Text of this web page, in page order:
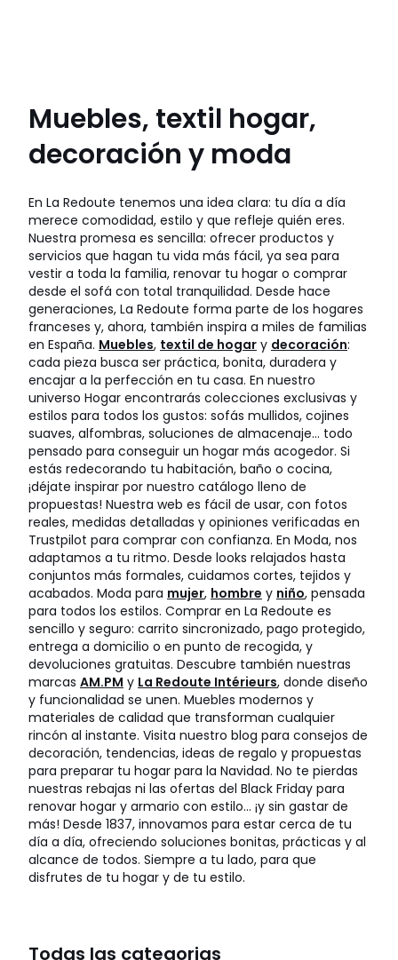
Muebles, textil hogar,
decoración y moda
En La Redoute tenemos una idea clara: tu día a día
merece comodidad, estilo y que refleje quién eres.
Nuestra promesa es sencilla: ofrecer productos y
servicios que hagan tu vida más fácil, ya sea para
vestir a toda la familia, renovar tu hogar o comprar
desde el sofá con total tranquilidad. Desde hace
generaciones, La Redoute forma parte de los hogares
franceses y, ahora, también inspira a miles de familias
en España. Muebles, textil de hogar y decoración:
cada pieza busca ser práctica, bonita, duradera y
encajar a la perfección en tu casa. En nuestro
universo Hogar encontrarás colecciones exclusivas y
estilos para todos los gustos: sofás mullidos, cojines
suaves, alfombras, soluciones de almacenaje… todo
pensado para conseguir un hogar más acogedor. Si
estás redecorando tu habitación, baño o cocina,
¡déjate inspirar por nuestro catálogo lleno de
propuestas! Nuestra web es fácil de usar, con fotos
reales, medidas detalladas y opiniones verificadas en
Trustpilot para comprar con confianza. En Moda, nos
adaptamos a tu ritmo. Desde looks relajados hasta
conjuntos más formales, cuidamos cortes, tejidos y
acabados. Moda para mujer, hombre y niño, pensada
para todos los estilos. Comprar en La Redoute es
sencillo y seguro: carrito sincronizado, pago protegido,
entrega a domicilio o en punto de recogida, y
devoluciones gratuitas. Descubre también nuestras
marcas AM.PM y La Redoute Intérieurs, donde diseño
y funcionalidad se unen. Muebles modernos y
materiales de calidad que transforman cualquier
rincón al instante. Visita nuestro blog para consejos de
decoración, tendencias, ideas de regalo y propuestas
para preparar tu hogar para la Navidad. No te pierdas
nuestras rebajas ni las ofertas del Black Friday para
renovar hogar y armario con estilo… ¡y sin gastar de
más! Desde 1837, innovamos para estar cerca de tu
día a día, ofreciendo soluciones bonitas, prácticas y al
alcance de todos. Siempre a tu lado, para que
disfrutes de tu hogar y de tu estilo.
Todas las categorias